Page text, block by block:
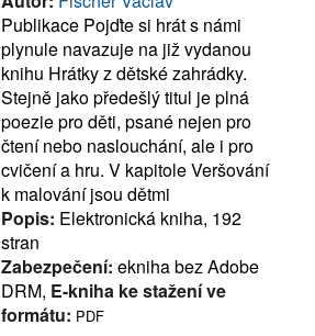
Publikace Pojďte si hrát s námi
plynule navazuje na již vydanou
knihu Hrátky z dětské zahrádky.
Stejně jako předešlý titul je plná
poezie pro děti, psané nejen pro
čtení nebo naslouchání, ale i pro
cvičení a hru. V kapitole Veršování
k malování jsou dětmi
Popis: Elektronická kniha, 192
stran
Zabezpečení: ekniha bez Adobe
DRM, E-kniha ke stažení ve
formátu: PDF